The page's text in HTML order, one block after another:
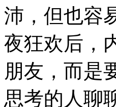
沛，但也容
夜狂欢后，
朋友，而是
思考的人聊